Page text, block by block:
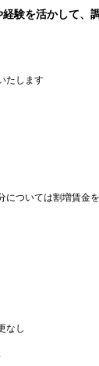
験を活かして、
たします
については割増賃金
なし